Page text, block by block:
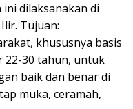
dilaksanakan di
Tujuan:
khususnya basis
22-30 tahun, untuk
baik dan benar di
muka, ceramah,